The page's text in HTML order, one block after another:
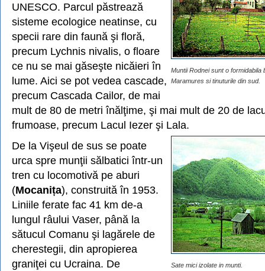
Muntii Rodnei sunt o formidabila
Maramures si tinuturile din sud.
UNESCO. Parcul păstrează
sisteme ecologice neatinse, cu
specii rare din faună şi floră,
precum Lychnis nivalis, o floare
ce nu se mai găseşte nicăieri în
lume. Aici se pot vedea cascade,
precum Cascada Cailor, de mai
mult de 80 de metri înălţime, şi mai mult de 20 de
frumoase, precum Lacul Iezer şi Lala.
Sate mici izolate in munti.
De la Vişeul de sus se poate
urca spre munţii sălbatici într-un
tren cu locomotivă pe aburi
(Mocanița), construită în 1953.
Liniile ferate fac 41 km de-a
lungul râului Vaser, până la
sătucul Comanu şi lagărele de
cherestegii, din apropierea
graniţei cu Ucraina. De